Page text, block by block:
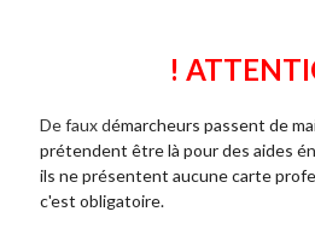
!
De faux démarcheurs passent de
prétendent être là pour des aides
ils ne présentent aucune carte
c'est obligatoire.